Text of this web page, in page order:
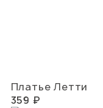
Платье Летти
359 ₽